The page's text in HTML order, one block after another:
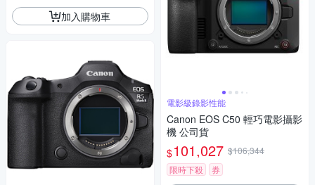
加入購物車
電影級錄影性能
Canon EOS C50 輕巧電影攝影
機 公司貨
$101,027 $106,344
限時下殺
券